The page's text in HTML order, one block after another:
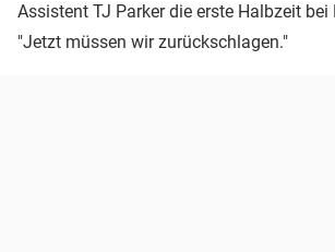
Assistent TJ Parker die erste Halbzeit
"Jetzt müssen wir zurückschlagen."